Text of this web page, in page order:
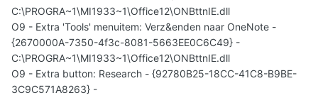
C:\PROGRA~1\MI1933~1\Office12\ONBttnIE.dll
O9 - Extra 'Tools' menuitem: Verz&enden naar OneNote -
{2670000A-7350-4f3c-8081-5663EE0C6C49} -
C:\PROGRA~1\MI1933~1\Office12\ONBttnIE.dll
O9 - Extra button: Research - {92780B25-18CC-41C8-B9BE-
3C9C571A8263} -